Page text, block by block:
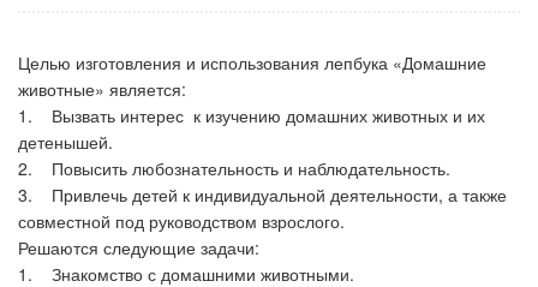
Целью изготовления и использования лепбука «Домашние
животные» является:
1. Вызвать интерес к изучению домашних животных и их
детенышей.
2. Повысить любознательность и наблюдательность.
3. Привлечь детей к индивидуальной деятельности, а также
совместной под руководством взрослого.
Решаются следующие задачи:
1. Знакомство с домашними животными.